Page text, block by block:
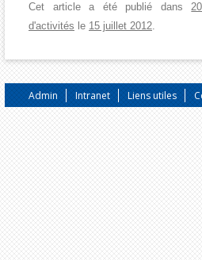
Cet article a été publié dans
d'activités le 15 juillet 2012.
Admin Intranet Liens utiles